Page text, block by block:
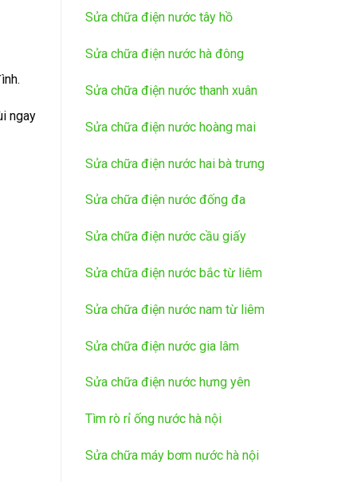
ngay
Sửa chữa điện nước tây hồ
Sửa chữa điện nước hà đông
Sửa chữa điện nước thanh xuân
Sửa chữa điện nước hoàng mai
Sửa chữa điện nước hai bà trưng
Sửa chữa điện nước đống đa
Sửa chữa điện nước cầu giấy
Sửa chữa điện nước bắc từ liêm
Sửa chữa điện nước nam từ liêm
Sửa chữa điện nước gia lâm
Sửa chữa điện nước hưng yên
Tìm rò rỉ ống nước hà nội
Sửa chữa máy bơm nước hà nội